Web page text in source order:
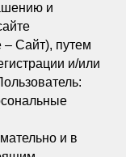
и
Сайт), путем
и/или
и в